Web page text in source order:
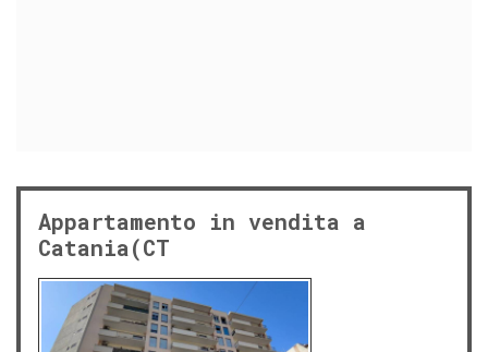
Appartamento in vendita a
Catania(CT